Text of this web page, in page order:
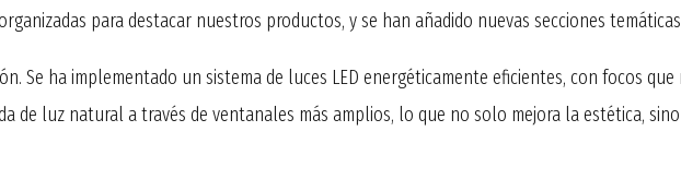
para destacar nuestros productos, y se han añadido nuevas secciones
Se ha implementado un sistema de luces LED energéticamente eficientes, con focos
de luz natural a través de ventanales más amplios, lo que no solo mejora la estética,